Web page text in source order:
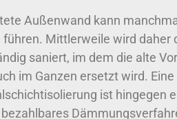
Außenwand kann
Mittlerweile wird daher
saniert, im dem die alte
im Ganzen ersetzt wird.
ist hingegen